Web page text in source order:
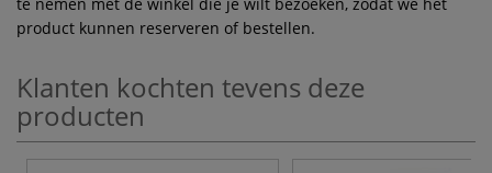
product kunnen reserveren of bestellen.
Klanten kochten tevens deze
producten